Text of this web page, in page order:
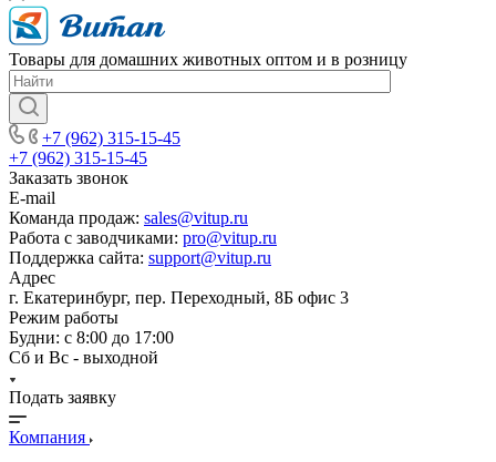
Товары для домашних животных оптом и в розницу
+7 (962) 315-15-45
+7 (962) 315-15-45
Заказать звонок
E-mail
Команда продаж: sales@vitup.ru
Работа с заводчиками: pro@vitup.ru
Поддержка сайта: support@vitup.ru
Адрес
г. Екатеринбург, пер. Переходный, 8Б офис 3
Режим работы
Будни: с 8:00 до 17:00
Сб и Вс - выходной
Подать заявку
Компания